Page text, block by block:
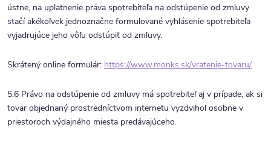
ústne, na uplatnenie práva spotrebiteľa na odstúpenie od zmluvy
stačí akékoľvek jednoznačne formulované vyhlásenie spotrebiteľa
vyjadrujúce jeho vôľu odstúpiť od zmluvy.
Skrátený online formulár: https://www.monks.sk/vratenie-tovaru/
5.6 Právo na odstúpenie od zmluvy má spotrebiteľ aj v prípade, ak si
tovar objednaný prostredníctvom internetu vyzdvihol osobne v
priestoroch výdajného miesta predávajúceho.